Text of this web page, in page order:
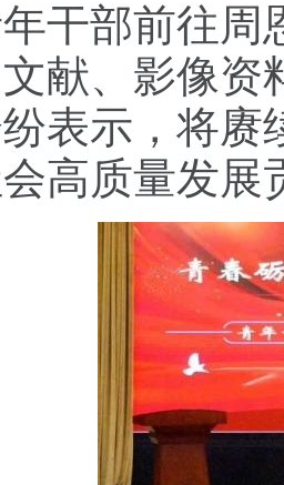
部前往周恩
献、影像资
表示，将赓
高质量发展